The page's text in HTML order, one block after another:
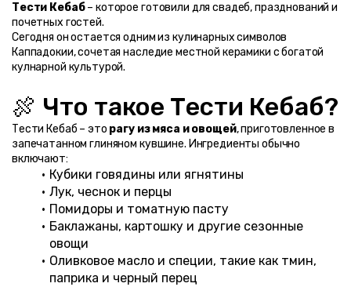
Тести Кебаб – которое готовили для свадеб, празднований и
почетных гостей.
Сегодня он остается одним из кулинарных символов
Каппадокии, сочетая наследие местной керамики с богатой
кулнарной культурой.
🍖 Что такое Тести Кебаб?
Тести Кебаб – это рагу из мяса и овощей, приготовленное в
запечатанном глиняном кувшине. Ингредиенты обычно
включают:
Кубики говядины или ягнятины
Лук, чеснок и перцы
Помидоры и томатную пасту
Баклажаны, картошку и другие сезонные
овощи
Оливковое масло и специи, такие как тмин,
паприка и черный перец